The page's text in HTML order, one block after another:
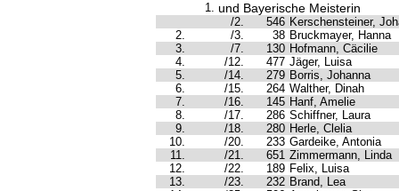
1. und Bayerische Meisterin
/2. 546 Kerschensteiner,
2.
/3. 38 Bruckmayer, Hanna
3.
/7. 130 Hofmann, Cäcilie
4.
/12. 477 Jäger, Luisa
5.
/14. 279 Borris, Johanna
6.
/15. 264 Walther, Dinah
7.
/16. 145 Hanf, Amelie
8.
/17. 286 Schiffner, Laura
9.
/18. 280 Herle, Clelia
10.
/20. 233 Gardeike, Antonia
11.
/21. 651 Zimmermann, Linda
12.
/22. 189 Felix, Luisa
13.
/23. 232 Brand, Lea